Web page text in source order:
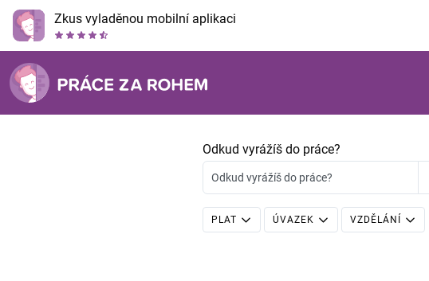
Zkus vyladěnou mobilní aplikaci
Odkud vyrážíš do práce?
Odkud vyrážíš do práce?
PLAT ÚVAZEK VZDĚLÁNÍ